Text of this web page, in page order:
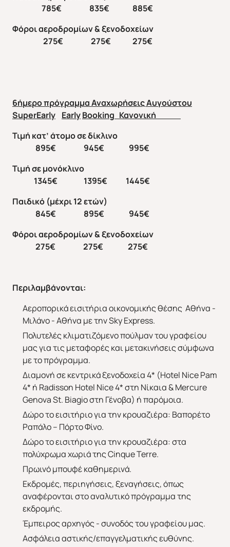
Άνοιξη 2027 Καλοκαίρι 2026
785€ 835€ 885€
Φόροι αεροδρομίων & ξενοδοχείων
275€ 275€ 275€
6ήμερο πρόγραμμα Αναχωρήσεις Αυγούστου
SuperEarly EarlyBooking Κανονική
Τιμή κατ’ άτομο σε δίκλινο
895€ 945€ 995€
Τιμή σε μονόκλινο
1345€ 1395€ 1445€
Παιδικό (μέχρι 12 ετών)
845€ 895€ 945€
Φόροι αεροδρομίων & ξενοδοχείων
275€ 275€ 275€
Περιλαμβάνονται:
Αεροπορικά εισιτήρια οικονομικής θέσης Αθήνα -
Μιλάνο - Αθήνα με την Sky Express.
Πολυτελές κλιματιζόμενο πούλμαν του γραφείου
μας για τις μεταφορές και μετακινήσεις σύμφωνα
με το πρόγραμμα.
Διαμονή σε κεντρικά ξενοδοχεία 4* (Hotel Nice Pam
4* ή Radisson Hotel Nice 4* στη Νίκαια & Mercure
Genova St. Biagio στη Γένοβα) ή παρόμοια.
Δώρο το εισιτήριο για την κρουαζιέρα: Βαπορέτο
Ραπάλο – Πόρτο Φίνο.
Δώρο το εισιτήριο για την κρουαζιέρα: στα
πολύχρωμα χωριά της Cinque Terre.
Πρωινό μπουφέ καθημερινά.
Εκδρομές, περιηγήσεις, ξεναγήσεις, όπως
αναφέρονται στο αναλυτικό πρόγραμμα της
εκδρομής.
Έμπειρος αρχηγός - συνοδός του γραφείου μας.
Ασφάλεια αστικής/επαγγελματικής ευθύνης.